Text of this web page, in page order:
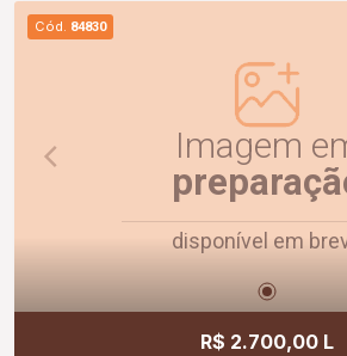
praticidade e uma ótima
visita e venha conhecer!
Cód. 84830
Imagem
disponível em
R$ 2.700,00 L